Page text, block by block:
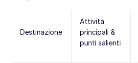
Destinazione
Attività
principali &
punti salienti